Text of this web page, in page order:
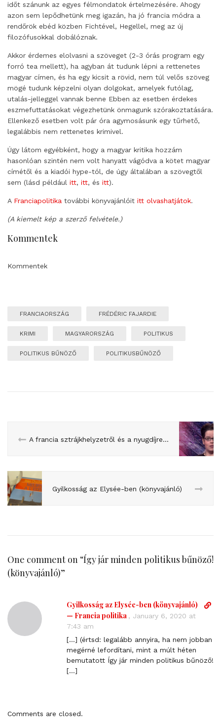
időt szánunk az egyes félmondatok értelmezésére. Ahogy
azon sem lepődhetünk meg igazán, ha jó francia módra a
rendőrök ebéd közben Fichtével, Hegellel, meg az új
filozófusokkal dobálóznak.
Akkor érdemes elolvasni a szöveget (2-3 órás program egy
forró tea mellett), ha agyban át tudunk lépni a rettenetes
magyar címen, és ha egy kicsit a rövid, nem túl velős szöveg
mögé tudunk képzelni olyan dolgokat, amelyek futólag,
utalás-jelleggel vannak benne Ebben az esetben érdekes
eszmefuttatásokat végezhetünk önmagunk szórakoztatására.
Ellenkező esetben volt pár óra agymosásunk egy tűrhető,
legalábbis nem rettenetes krimivel.
Úgy látom egyébként, hogy a magyar kritika hozzám
hasonlóan szintén nem volt hanyatt vágódva a kötet magyar
címétől és a kiadói hype-tól, de úgy általában a szövegtől
sem (lásd például itt, itt, és itt).
A Franciapolitika további könyvajánlóit itt olvashatjátok.
(A kiemelt kép a szerző felvétele.)
Kommentek
Kommentek
FRANCIAORSZÁG FRÉDÉRIC FAJARDIE
KRIMI MAGYARORSZÁG POLITIKUS
POLITIKUS BŰNÖZŐ POLITIKUSBŰNÖZŐ
A francia sztrájkhelyzetről és a nyugdíjreformról
Gyilkosság az Elysée-ben (könyvajánló)
One comment on “Így jár minden politikus bűnöző!
(könyvajánló)”
Gyilkosság az Elysée-ben (könyvajánló)
— Francia politika , January 6, 2020 at
7:43 am
D
[…] (értsd: legalább annyira, ha nem jobban
megérné lefordítani, mint a múlt héten
bemutatott Így jár minden politikus bűnöző!
[…]
Comments are closed.